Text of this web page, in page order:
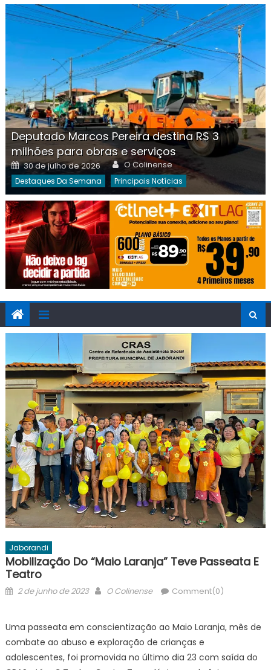
Deputado Marcos Pereira destina R$ 3
milhões para obras e serviços
Posted
on
30 de julho de 2026 Author
O Colinense
Destaques Da Semana Principais Notícias
Jaborandi
Mobilização Do “Maio Laranja” Teve Passeata E
Teatro
Posted
2 de junho de 2023 Author
O Colinense Comment(0)
Uma passeata em conscientização ao Maio Laranja, mês de
combate ao abuso e exploração de crianças e
adolescentes, foi promovida no último dia 23 com saída do